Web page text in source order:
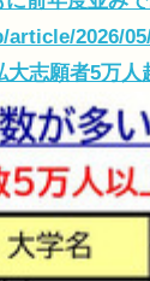
2026/
大志願者5万